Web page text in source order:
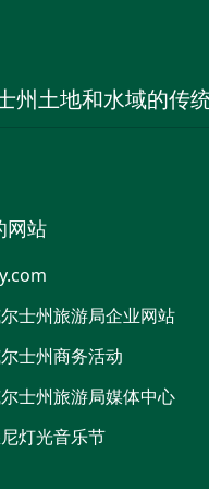
土地和水域的传
网站
士州旅游局企业网站
士州商务活动
士州旅游局媒体中心
灯光音乐节